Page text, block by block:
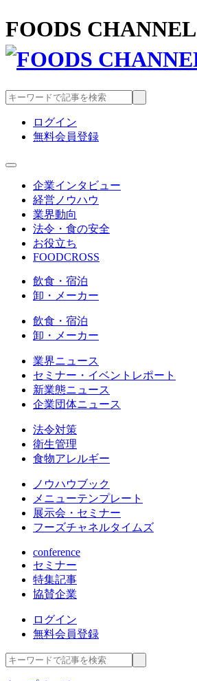
FOODS
ログイン
無料会員登録
企業インタビュー
経営ノウハウ
業界動向
法令・食の安全
お役立ち
FOODCROSS
飲食・宿泊
卸・メーカー
飲食・宿泊
卸・メーカー
業界ニュース
セミナー・イベントレポート
新業態ニュース
企業団体ニュース
法令対策
衛生管理
食物アレルギー
ノウハウブック
メニューテンプレート
展示会・セミナー
フーズチャネルタイムズ
conference
セミナー
特集記事
協賛企業
ログイン
無料会員登録